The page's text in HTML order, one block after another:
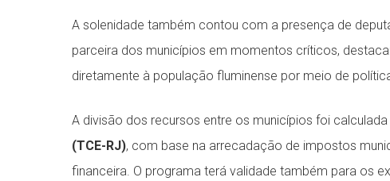
A solenidade também contou com a presença de
parceira dos municípios em momentos críticos,
diretamente à população fluminense por meio de
A divisão dos recursos entre os municípios foi
(TCE-RJ), com base na arrecadação de impostos
financeira. O programa terá validade também para os